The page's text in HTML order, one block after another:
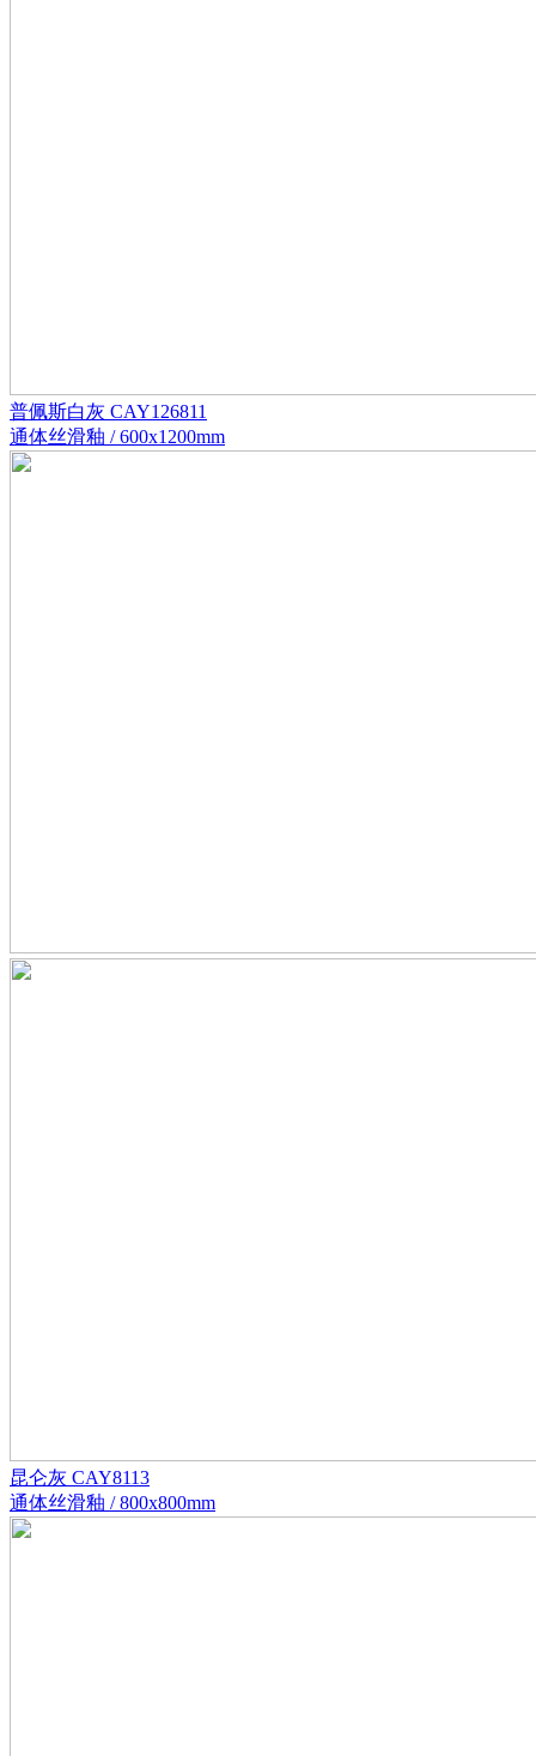
普佩斯白灰 CAY126811
通体丝滑釉 / 600x1200mm
昆仑灰 CAY8113
通体丝滑釉 / 800x800mm